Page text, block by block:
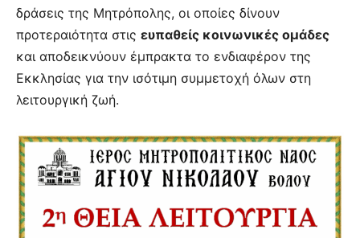
δράσεις της Μητρόπολης, οι οποίες δίνουν
προτεραιότητα στις ευπαθείς κοινωνικές ομάδες
και αποδεικνύουν έμπρακτα το ενδιαφέρον της
Εκκλησίας για την ισότιμη συμμετοχή όλων στη
λειτουργική ζωή.